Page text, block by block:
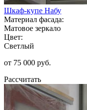
Шкаф-купе Набу
Материал фасада:
Матовое зеркало
Цвет:
Светлый
от 75 000 руб.
Рассчитать